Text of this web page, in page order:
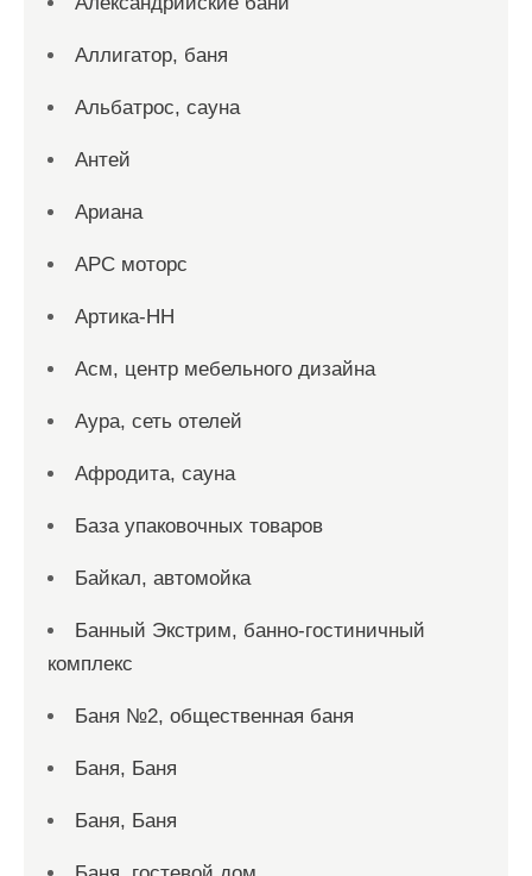
Аллигатор, баня
Альбатрос, сауна
Антей
Ариана
АРС моторс
Артика-НН
Асм, центр мебельного дизайна
Аура, сеть отелей
Афродита, сауна
База упаковочных товаров
Байкал, автомойка
Банный Экстрим, банно-гостиничный
комплекс
Баня №2, общественная баня
Баня, Баня
Баня, Баня